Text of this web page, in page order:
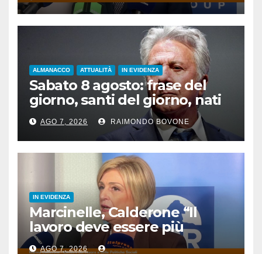
ALMANACCO ATTUALITÀ IN EVIDENZA
Sabato 8 agosto: frase del
giorno, santi del giorno, nati
famosi, accadde oggi
AGO 7, 2026 RAIMONDO BOVONE
IN EVIDENZA
Marcinelle, Calderone “Il
lavoro deve essere più
sicuro”
AGO 7, 2026